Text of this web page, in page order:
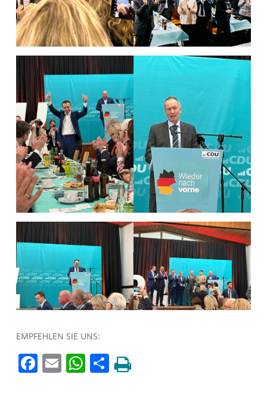
EMPFEHLEN SIE UNS:
Facebook
EmailWhatsApp
Teilen